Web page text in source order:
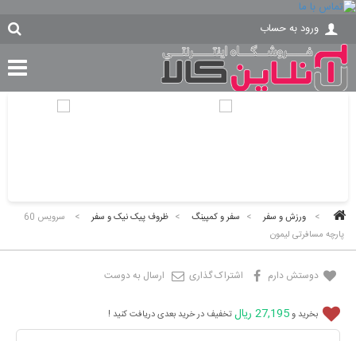
ورود به حساب
> ورزش و سفر > سفر و کمپینگ > ظروف پیک نیک و سفر >
سرویس 60
پارچه مسافرتی لیمون
دوستش دارم اشتراک گذاری ارسال به دوست
بخرید و27,195 ریال تخفیف در خرید بعدی دریافت کنید !